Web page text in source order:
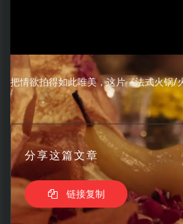
把情欲拍得如此唯美，这片《法式火锅/
分享这篇文章
链接复制